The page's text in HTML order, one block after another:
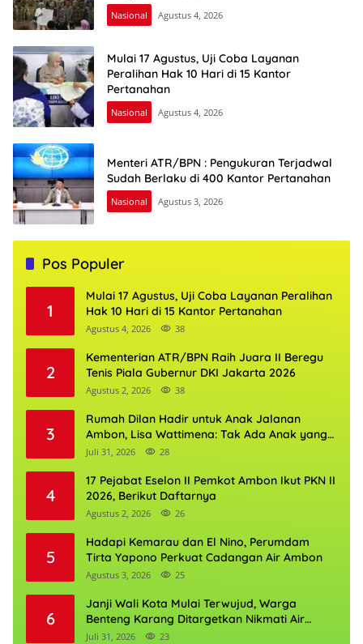
Nasional Agustus 4, 2026
Mulai 17 Agustus, Uji Coba Layanan
Peralihan Hak 10 Hari di 15 Kantor
Pertanahan
Nasional Agustus 4, 2026
Menteri ATR/BPN : Pengukuran Terjadwal
Sudah Berlaku di 400 Kantor Pertanahan
Nasional Agustus 3, 2026
Pos Populer
1
Mulai 17 Agustus, Uji Coba Layanan Peralihan
Hak 10 Hari di 15 Kantor Pertanahan
Agustus 4, 2026 38
2
Kementerian ATR/BPN Raih Juara II Beregu
Tenis Piala Gubernur DKI Jakarta 2026
Agustus 2, 2026 38
3
Rumah Dilan Hadir untuk Anak Jalanan
Ambon, Lisa Wattimena: Tak Ada Anak yang
Boleh Kehilangan Masa Depannya
Juli 31, 2026 28
4
17 Pejabat Eselon II Pemkot Ambon Ikut PKN II
2026, Berikut Daftarnya
Agustus 2, 2026 26
5
Hadapi Kemarau dan El Nino, Perumdam
Tirta Yapono Perkuat Cadangan Air Ambon
Agustus 3, 2026 25
6
Janji Wali Kota Mulai Terwujud, Warga
Benteng Karang Ditargetkan Nikmati Air
Bersih Pekan Kedua Agustus
Juli 31, 2026 23